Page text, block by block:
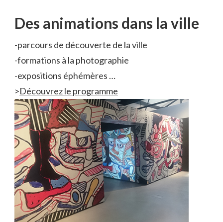
Des animations dans la ville
-parcours de découverte de la ville
-formations à la photographie
-expositions éphémères …
>Découvrez le programme